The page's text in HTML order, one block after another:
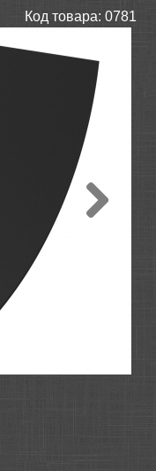
Код товара: 0781